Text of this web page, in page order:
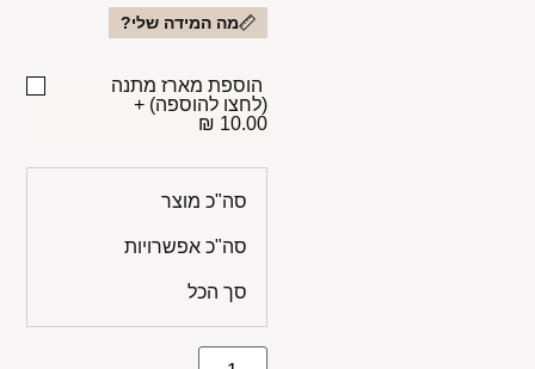
מה המידה שלי?
הוספת מארז מתנה
(לחצו להוספה) +
10.00 ₪
סה"כ מוצר
סה"כ אפשרויות
סך הכל